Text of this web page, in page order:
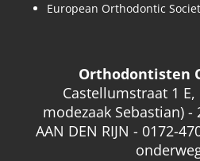
European Orthodontic
Orthodontisten
Castellumstraat 1
modezaak Sebastian) -
AAN DEN RIJN - 0172-